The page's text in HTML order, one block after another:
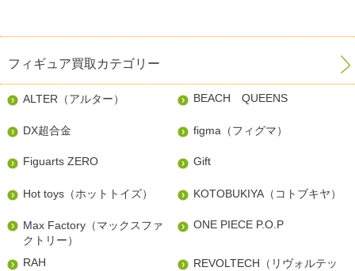
フィギュア買取カテゴリー
ALTER（アルター） BEACH QUEENS
DX超合金 figma（フィグマ）
Figuarts ZERO Gift
Hot toys（ホットトイズ） KOTOBUKIYA（コトブキヤ）
Max Factory（マックスファ
クトリー）
ONE PIECE P.O.P
RAH
REVOLTECH（リヴォルテッ